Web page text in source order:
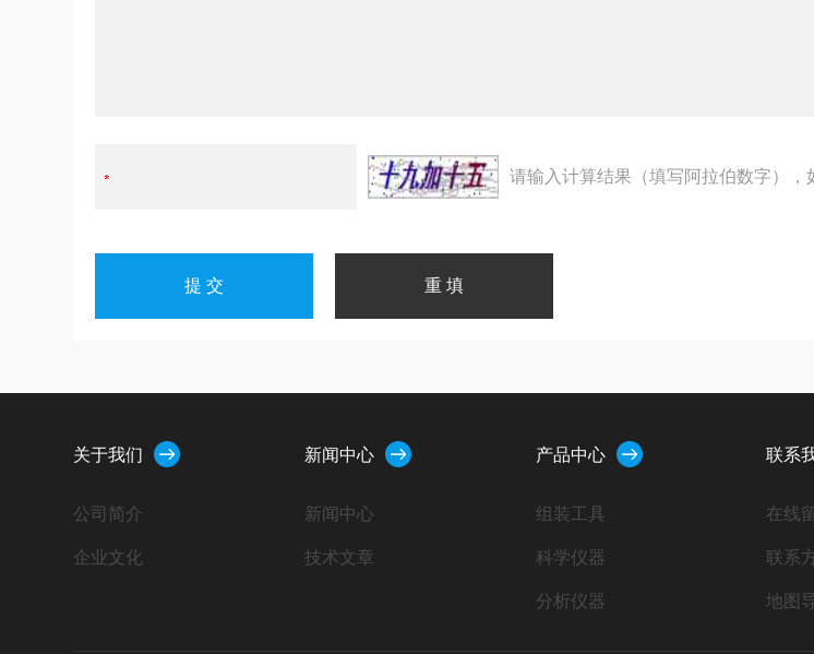
请输入计算结果（填写阿拉伯数字），
关于我们
公司简介
企业文化
新闻中心
新闻中心
技术文章
产品中心
组装工具
科学仪器
分析仪器
联系
在线
联系
地图